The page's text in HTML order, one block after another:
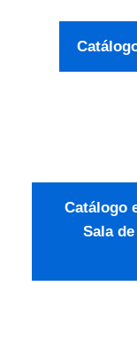
Catálogo
Sala